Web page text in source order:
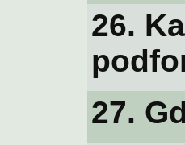
26.
27.